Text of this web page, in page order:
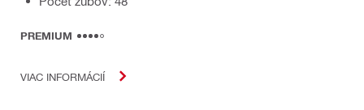
PREMIUM
VIAC INFORMÁCIÍ